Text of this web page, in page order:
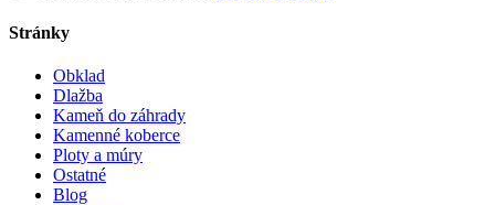
Stránky
Obklad
Dlažba
Kameň do záhrady
Kamenné koberce
Ploty a múry
Ostatné
Blog